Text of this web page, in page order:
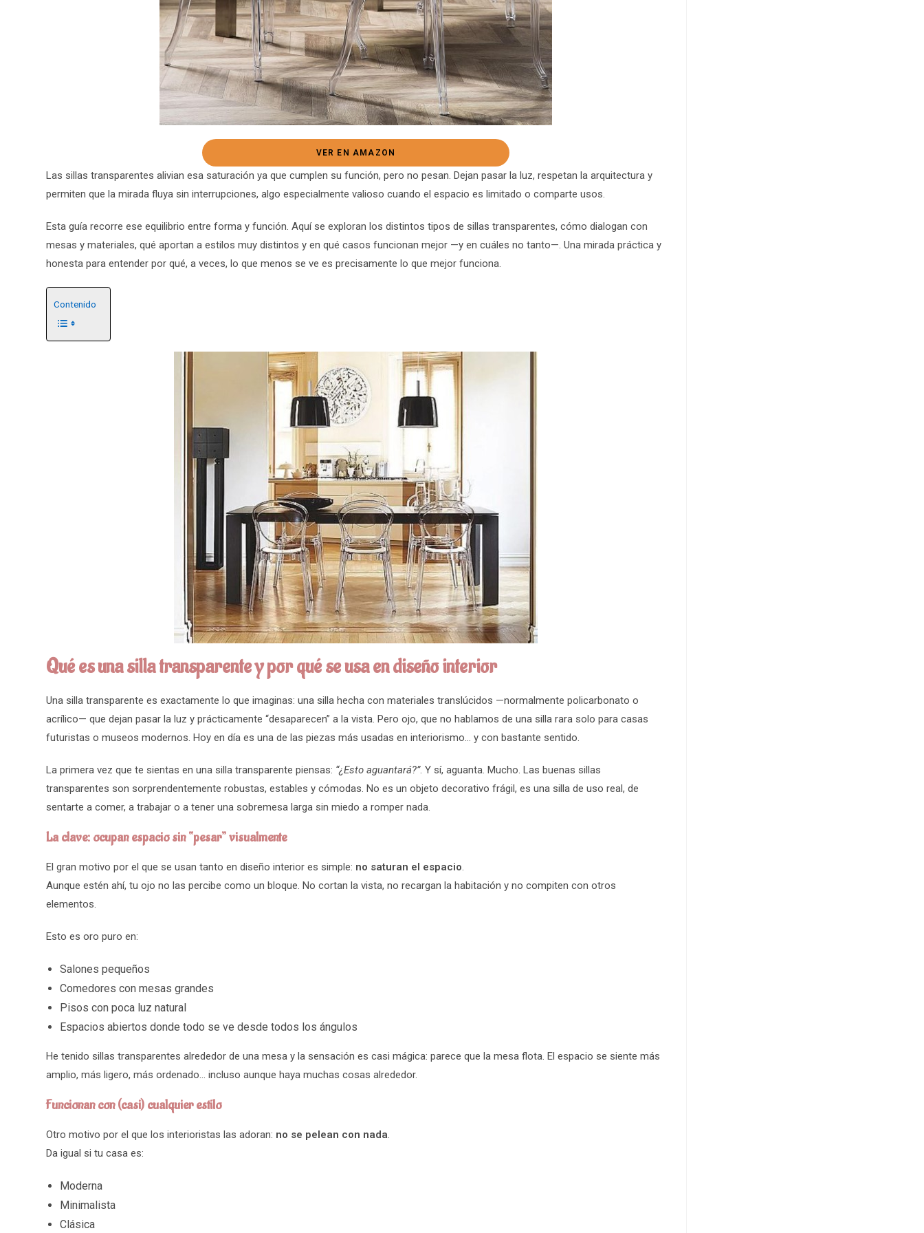
VER EN AMAZON
Las sillas transparentes alivian esa saturación ya que cumplen su función, pero no pesan. Dejan pasar la luz, respetan la arquitectura y
permiten que la mirada fluya sin interrupciones, algo especialmente valioso cuando el espacio es limitado o comparte usos.
Esta guía recorre ese equilibrio entre forma y función. Aquí se exploran los distintos tipos de sillas transparentes, cómo dialogan con
mesas y materiales, qué aportan a estilos muy distintos y en qué casos funcionan mejor —y en cuáles no tanto—. Una mirada práctica y
honesta para entender por qué, a veces, lo que menos se ve es precisamente lo que mejor funciona.
Contenido
Qué es una silla transparente y por qué se usa en diseño interior
Una silla transparente es exactamente lo que imaginas: una silla hecha con materiales translúcidos —normalmente policarbonato o
acrílico— que dejan pasar la luz y prácticamente “desaparecen” a la vista. Pero ojo, que no hablamos de una silla rara solo para casas
futuristas o museos modernos. Hoy en día es una de las piezas más usadas en interiorismo… y con bastante sentido.
La primera vez que te sientas en una silla transparente piensas: “¿Esto aguantará?”. Y sí, aguanta. Mucho. Las buenas sillas
transparentes son sorprendentemente robustas, estables y cómodas. No es un objeto decorativo frágil, es una silla de uso real, de
sentarte a comer, a trabajar o a tener una sobremesa larga sin miedo a romper nada.
La clave: ocupan espacio sin “pesar” visualmente
El gran motivo por el que se usan tanto en diseño interior es simple: no saturan el espacio.
Aunque estén ahí, tu ojo no las percibe como un bloque. No cortan la vista, no recargan la habitación y no compiten con otros
elementos.
Esto es oro puro en:
Salones pequeños
Comedores con mesas grandes
Pisos con poca luz natural
Espacios abiertos donde todo se ve desde todos los ángulos
He tenido sillas transparentes alrededor de una mesa y la sensación es casi mágica: parece que la mesa flota. El espacio se siente más
amplio, más ligero, más ordenado… incluso aunque haya muchas cosas alrededor.
Funcionan con (casi) cualquier estilo
Otro motivo por el que los interioristas las adoran: no se pelean con nada.
Da igual si tu casa es:
Moderna
Minimalista
Clásica